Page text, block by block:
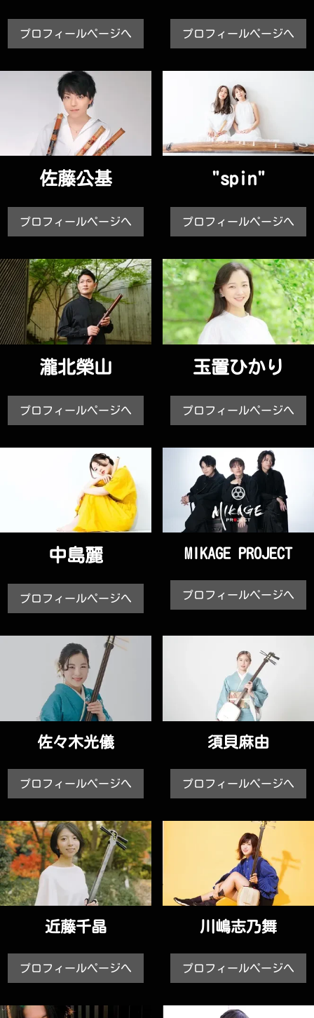
プロフィールページへ プロフィールページへ
佐藤公基
プロフィールページへ
"spin"
プロフィールページへ
瀧北榮山
プロフィールページへ
玉置ひかり
プロフィールページへ
中島麗
プロフィールページへ
MIKAGE PROJECT
プロフィールページへ
佐々木光儀
プロフィールページへ
須貝麻由
プロフィールページへ
近藤千晶
プロフィールページへ
川嶋志乃舞
プロフィールページへ